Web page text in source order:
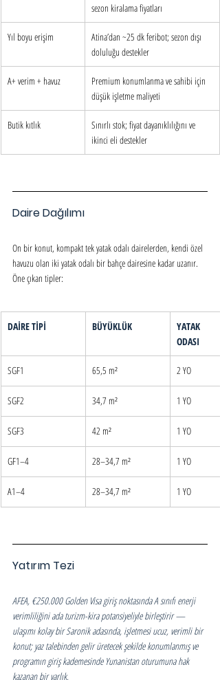
sezon kiralama fiyatları
Yıl boyu erişim
Atina’dan ~25 dk feribot; sezon dışı
doluluğu destekler
A+ verim + havuz
Premium konumlanma ve sahibi için
düşük işletme maliyeti
Butik kıtlık
Sınırlı stok; fiyat dayanıklılığını ve
ikinci eli destekler
Daire Dağılımı
On bir konut, kompakt tek yatak odalı dairelerden, kendi özel
havuzu olan iki yatak odalı bir bahçe dairesine kadar uzanır.
Öne çıkan tipler:
DAİRE TİPİ BÜYÜKLÜK
YATAK
ODASI
SGF1 65,5 m² 2 YO
SGF2 34,7 m² 1 YO
SGF3 42 m² 1 YO
GF1–4 28–34,7 m² 1 YO
A1–4 28–34,7 m² 1 YO
Yatırım Tezi
AFEA, €250.000 Golden Visa giriş noktasında A sınıfı enerji
verimliliğini ada turizm-kira potansiyeliyle birleştirir —
ulaşımı kolay bir Saronik adasında, işletmesi ucuz, verimli bir
konut; yaz talebinden gelir üretecek şekilde konumlanmış ve
programın giriş kademesinde Yunanistan oturumuna hak
kazanan bir varlık.